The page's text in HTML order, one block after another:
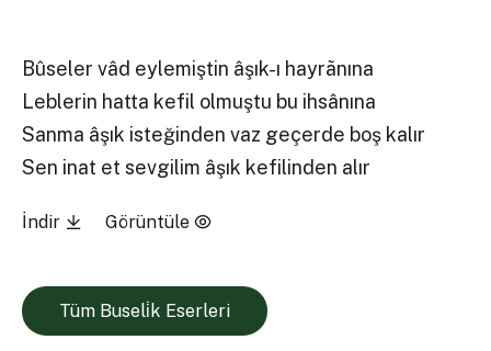
Bûseler vâd eylemiştin âşık-ı hayrãnına
Leblerin hatta kefil olmuştu bu ihsânına
Sanma âşık isteğinden vaz geçerde boş kalır
Sen inat et sevgilim âşık kefilinden alır
İndir Görüntüle
Tüm Buseli̇k Eserleri